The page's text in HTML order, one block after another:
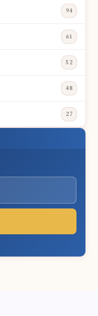
94
61
52
48
27